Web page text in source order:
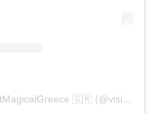
Ein Beitrag geteilt von VisitMagicalGreece 🇬🇷 (@visitmagicalgreece)